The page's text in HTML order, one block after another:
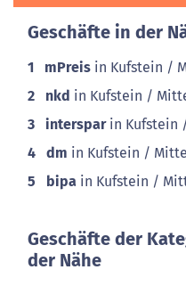
Geschäfte in der
1 mPreis in Kufstein /
2 nkd in Kufstein /
3 intersparin Kufstein
4 dm in Kufstein /
5 bipa in Kufstein /
Geschäfte der
der Nähe